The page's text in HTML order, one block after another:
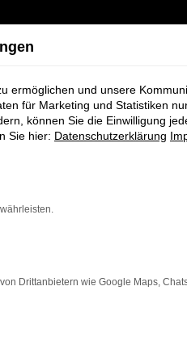
Fahrzeug suchen. Ob
Design, das
CUPRA Fahrzeugen
ermöglichen und unsere
für Marketing und Statistiken
können Sie die Einwilligung
Sie hier: Datenschutzerklärung
Drittanbietern wie Google Maps,